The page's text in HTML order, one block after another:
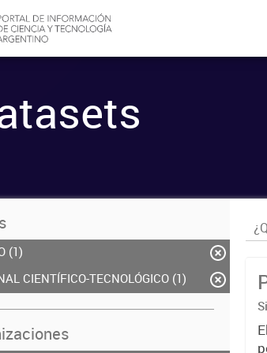
(1)
CIENTÍFICO-TECNOLÓGICO (1)